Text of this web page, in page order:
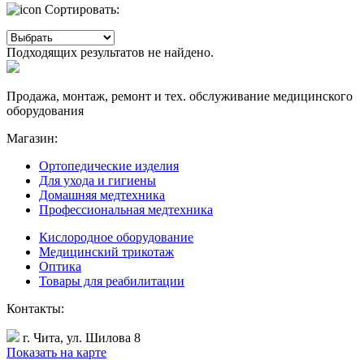
Сортировать:
Подходящих результатов не найдено.
Продажа, монтаж, ремонт и тех. обслуживание медицинского
оборудования
Магазин:
Ортопедические изделия
Для ухода и гигиены
Домашняя медтехника
Профессиональная медтехника
Кислородное оборудование
Медицинский трикотаж
Оптика
Товары для реабилитации
Контакты:
г. Чита, ул. Шилова 8
Показать на карте